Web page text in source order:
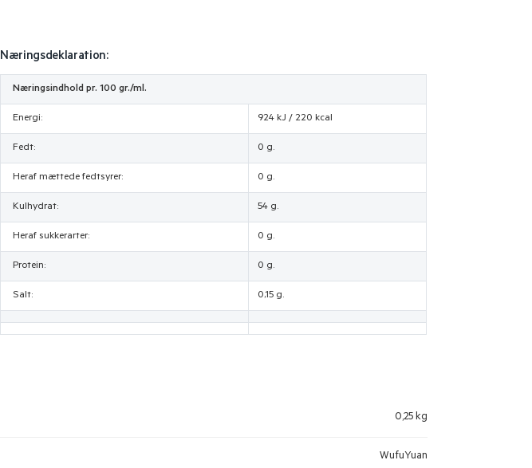
Næringsdeklaration:
Næringsindhold pr. 100 gr./ml.
Energi: 924 kJ / 220 kcal
Fedt: 0 g.
Heraf mættede fedtsyrer: 0 g.
Kulhydrat: 54 g.
Heraf sukkerarter: 0 g.
Protein: 0 g.
Salt: 0,15 g.
0,25 kg
WufuYuan